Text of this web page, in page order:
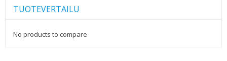
TUOTEVERTAILU
No products to compare